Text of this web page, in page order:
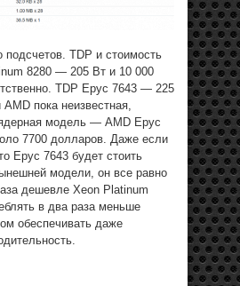
подсчетов. TDP и стоимость
8280 — 205 Вт и 10 000
TDP Epyc 7643 — 225
пока неизвестная,
модель — AMD Epyc
7700 долларов. Даже если
Epyc 7643 будет стоить
модели, он все равно
дешевле Xeon Platinum
в два раза меньше
обеспечивать даже